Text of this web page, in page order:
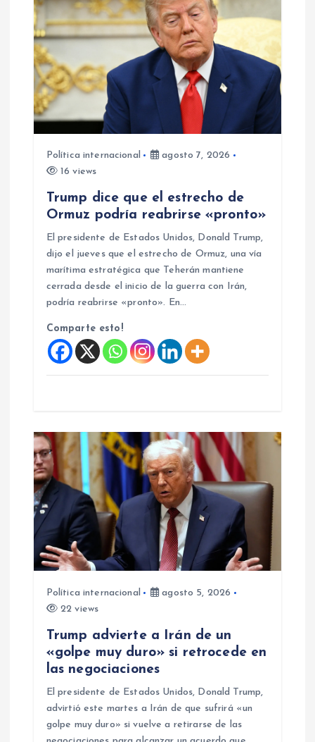
n
d
e
e
Política internacional
agosto 7, 2026
16 views
Trump dice que el estrecho de
Ormuz podría reabrirse «pronto»
El presidente de Estados Unidos, Donald Trump,
dijo el jueves que el estrecho de Ormuz, una vía
marítima estratégica que Teherán mantiene
cerrada desde el inicio de la guerra con Irán,
podría reabrirse «pronto». En…
Comparte esto!
Política internacional
agosto 5, 2026
22 views
Trump advierte a Irán de un
«golpe muy duro» si retrocede en
las negociaciones
El presidente de Estados Unidos, Donald Trump,
advirtió este martes a Irán de que sufrirá «un
golpe muy duro» si vuelve a retirarse de las